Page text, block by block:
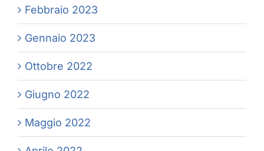
Febbraio 2023
Gennaio 2023
Ottobre 2022
Giugno 2022
Maggio 2022